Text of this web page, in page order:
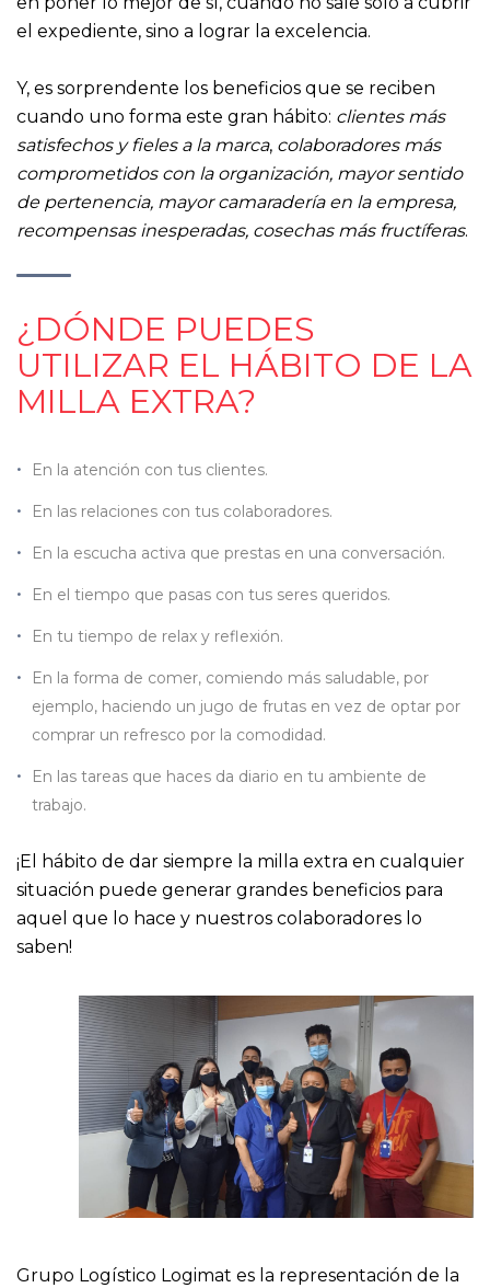
el expediente, sino a lograr la excelencia.
Y, es sorprendente los beneficios que se reciben
cuando uno forma este gran hábito: clientes más
satisfechos y fieles a la marca, colaboradores más
comprometidos con la organización, mayor sentido
de pertenencia, mayor camaradería en la empresa,
recompensas inesperadas, cosechas más fructíferas.
¿DÓNDE PUEDES
UTILIZAR EL HÁBITO DE LA
MILLA EXTRA?
En la atención con tus clientes.
En las relaciones con tus colaboradores.
En la escucha activa que prestas en una conversación.
En el tiempo que pasas con tus seres queridos.
En tu tiempo de relax y reflexión.
En la forma de comer, comiendo más saludable, por
ejemplo, haciendo un jugo de frutas en vez de optar por
comprar un refresco por la comodidad.
En las tareas que haces da diario en tu ambiente de
trabajo.
¡El hábito de dar siempre la milla extra en cualquier
situación puede generar grandes beneficios para
aquel que lo hace y nuestros colaboradores lo
saben!
Grupo Logístico Logimat es la representación de la